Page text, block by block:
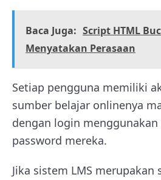
Baca Juga: Script HTML
Menyatakan Perasaan
Setiap pengguna memiliki
sumber belajar onlinenya
dengan login menggunakan
password mereka.
Jika sistem LMS merupakan